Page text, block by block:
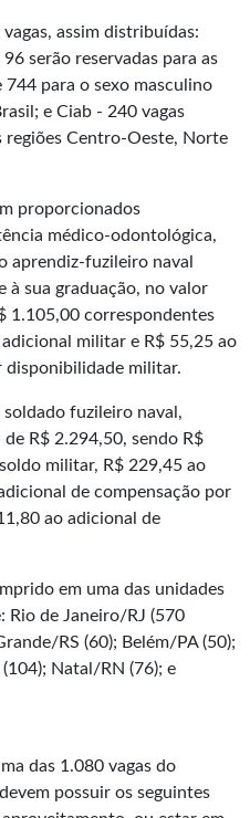
assim distribuídas:
serão reservadas para as
para o sexo masculino
e Ciab - 240 vagas
regiões Centro-Oeste, Norte
proporcionados
médico-odontológica,
aprendiz-fuzileiro naval
à sua graduação, no valor
1.105,00 correspondentes
militar e R$ 55,25 ao
disponibilidade militar.
fuzileiro naval,
R$ 2.294,50, sendo R$
militar, R$ 229,45 ao
de compensação por
ao adicional de
em uma das unidades
de Janeiro/RJ (570
RS (60); Belém/PA (50);
Natal/RN (76); e
das 1.080 vagas do
possuir os seguintes